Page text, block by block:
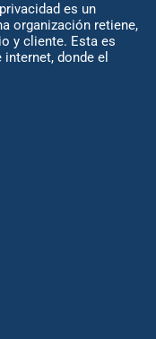
es un
organización retiene,
y cliente. Esta es
donde el